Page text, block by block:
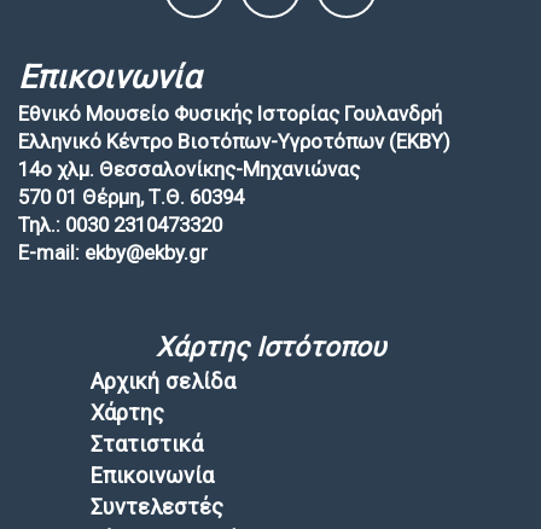
Επικοινωνία
Εθνικό Μουσείο Φυσικής Ιστορίας Γουλανδρή
Ελληνικό Κέντρο Βιοτόπων-Υγροτόπων (EKBY)
14ο χλμ. Θεσσαλονίκης-Μηχανιώνας
570 01 Θέρμη, Τ.Θ. 60394
Τηλ.: 0030 2310473320
E-mail: ekby@ekby.gr
Χάρτης Ιστότοπου
Αρχική σελίδα
Χάρτης
Στατιστικά
Επικοινωνία
Συντελεστές